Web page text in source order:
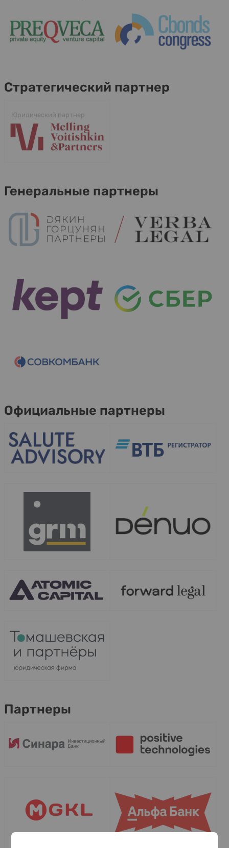
Стратегический партнер
Юридический партнер
Генеральные партнеры
Официальные партнеры
Партнеры